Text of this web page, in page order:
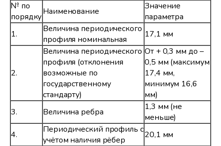
№ по
порядкуНаименование
Значение
параметра
1.
Величина периодического
профиля номинальная
17,1 мм
2.
Величина периодического
профиля (отклонения
возможные по
государственному
стандарту)
От + 0,3 мм до –
0,5 мм (максимум
17,4 мм,
минимум 16,6
мм)
3.
Величина ребра
1,3 мм (не
меньше)
4.
Периодический профиль с
учётом наличия рёбер
20,1 мм